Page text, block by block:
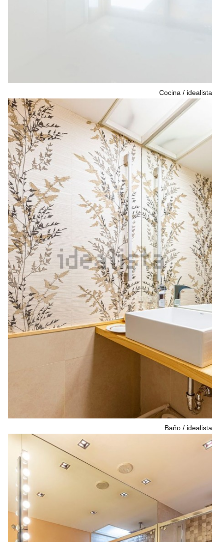
Cocina idealista
Baño idealista